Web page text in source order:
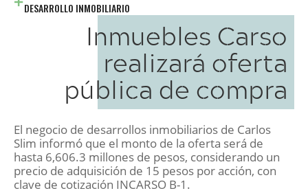
DESARROLLO INMOBILIARIO
Inmuebles Carso
realizará oferta
pública de compra
El negocio de desarrollos inmobiliarios de Carlos
Slim informó que el monto de la oferta será de
hasta 6,606.3 millones de pesos, considerando un
precio de adquisición de 15 pesos por acción, con
clave de cotización INCARSO B-1.